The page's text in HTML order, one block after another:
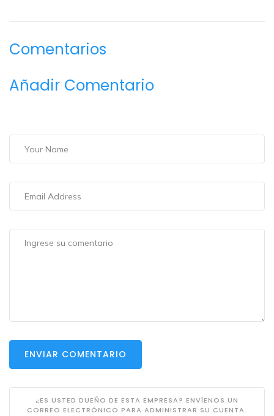
Comentarios
Añadir Comentario
ENVIAR COMENTARIO
¿ES USTED DUEÑO DE ESTA EMPRESA? ENVÍENOS UN
CORREO ELECTRÓNICO PARA ADMINISTRAR SU CUENTA.